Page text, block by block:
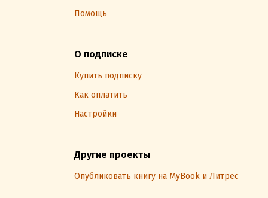
Помощь
О подписке
Купить подписку
Как оплатить
Настройки
Другие проекты
Опубликовать книгу на MyBook и Литрес